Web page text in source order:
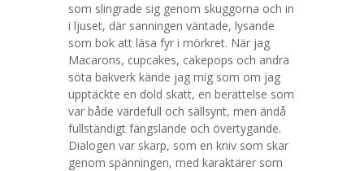
som slingrade sig genom skuggorna och in
i ljuset, där sanningen väntade, lysande
som bok att läsa fyr i mörkret. När jag
Macarons, cupcakes, cakepops och andra
söta bakverk kände jag mig som om jag
upptäckte en dold skatt, en berättelse som
var både värdefull och sällsynt, men ändå
fullständigt fängslande och övertygande.
Dialogen var skarp, som en kniv som skar
genom spänningen, med karaktärer som